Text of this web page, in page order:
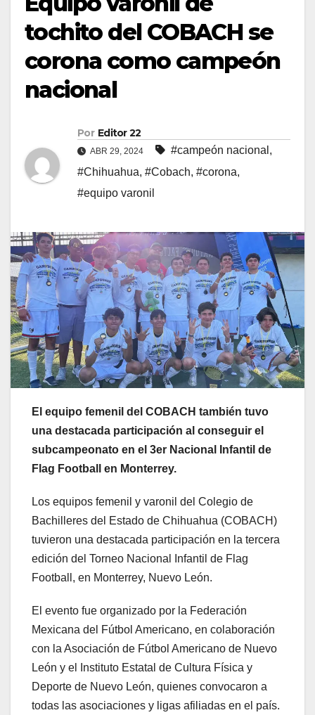
tochito del COBACH se
corona como campeón
nacional
Por Editor 22
ABR 29, 2024 #campeón nacional ,
#Chihuahua, #Cobach, #corona,
#equipo varonil
El equipo femenil del COBACH también tuvo
una destacada participación al conseguir el
subcampeonato en el 3er Nacional Infantil de
Flag Football en Monterrey.
Los equipos femenil y varonil del Colegio de
Bachilleres del Estado de Chihuahua (COBACH)
tuvieron una destacada participación en la tercera
edición del Torneo Nacional Infantil de Flag
Football, en Monterrey, Nuevo León.
El evento fue organizado por la Federación
Mexicana del Fútbol Americano, en colaboración
con la Asociación de Fútbol Americano de Nuevo
León y el Instituto Estatal de Cultura Física y
Deporte de Nuevo León, quienes convocaron a
todas las asociaciones y ligas afiliadas en el país.